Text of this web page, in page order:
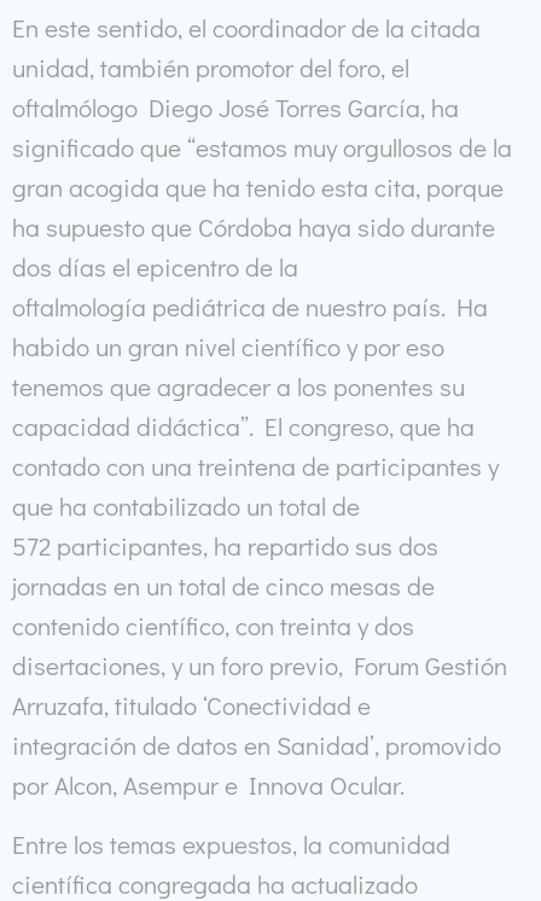
En este sentido, el coordinador de la citada
unidad, también promotor del foro, el
oftalmólogo Diego José Torres García, ha
significado que “estamos muy orgullosos de la
gran acogida que ha tenido esta cita, porque
ha supuesto que Córdoba haya sido durante
dos días el epicentro de la
oftalmología pediátrica de nuestro país. Ha
habido un gran nivel científico y por eso
tenemos que agradecer a los ponentes su
capacidad didáctica”. El congreso, que ha
contado con una treintena de participantes y
que ha contabilizado un total de
572 participantes, ha repartido sus dos
jornadas en un total de cinco mesas de
contenido científico, con treinta y dos
disertaciones, y un foro previo, Forum Gestión
Arruzafa, titulado ‘Conectividad e
integración de datos en Sanidad’, promovido
por Alcon, Asempur e Innova Ocular.
Entre los temas expuestos, la comunidad
científica congregada ha actualizado